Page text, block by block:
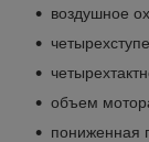
воздушное
объем
пониженная